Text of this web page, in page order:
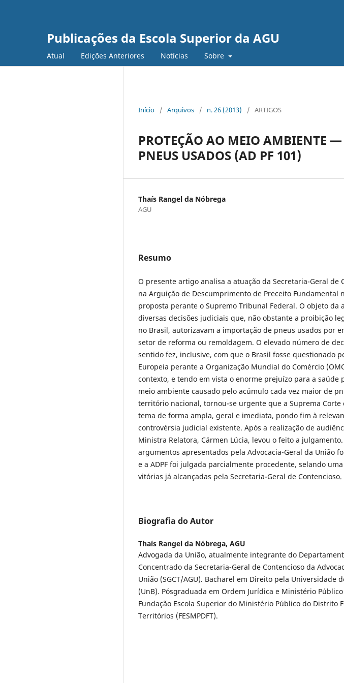
Publicações da Escola Superior da AGU
Atual Edições Anteriores Notícias Sobre
Início / Arquivos / n. 26 (2013) / ARTIGOS
PROTEÇÃO AO MEIO AMBIENTE
PNEUS USADOS (AD PF 101)
Thaís Rangel da Nóbrega
AGU
Resumo
O presente artigo analisa a atuação da Secretaria-Geral de
na Arguição de Descumprimento de Preceito Fundamental
proposta perante o Supremo Tribunal Federal. O objeto da
diversas decisões judiciais que, não obstante a proibição
no Brasil, autorizavam a importação de pneus usados por
setor de reforma ou remoldagem. O elevado número de
sentido fez, inclusive, com que o Brasil fosse questionado
Europeia perante a Organização Mundial do Comércio
contexto, e tendo em vista o enorme prejuízo para a saúde
meio ambiente causado pelo acúmulo cada vez maior de
território nacional, tornou-se urgente que a Suprema Corte
tema de forma ampla, geral e imediata, pondo fim à
controvérsia judicial existente. Após a realização de
Ministra Relatora, Cármen Lúcia, levou o feito a julgamento.
argumentos apresentados pela Advocacia-Geral da União
e a ADPF foi julgada parcialmente procedente, selando
vitórias já alcançadas pela Secretaria-Geral de Contencioso.
Biografia do Autor
Thaís Rangel da Nóbrega, AGU
Advogada da União, atualmente integrante do
Concentrado da Secretaria-Geral de Contencioso da
União (SGCT/AGU). Bacharel em Direito pela Universidade
(UnB). Pósgraduada em Ordem Jurídica e Ministério
Fundação Escola Superior do Ministério Público do Distrito
Territórios (FESMPDFT).